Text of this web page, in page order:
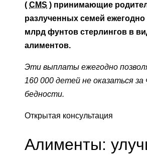
( CMS ) принимающие
разлученных семей ежегодно
млрд фунтов стерлингов в
алиментов.
Эти выплаты ежегодно
160 000 детей не оказаться за
бедности.
Открытая консультация
Алименты: